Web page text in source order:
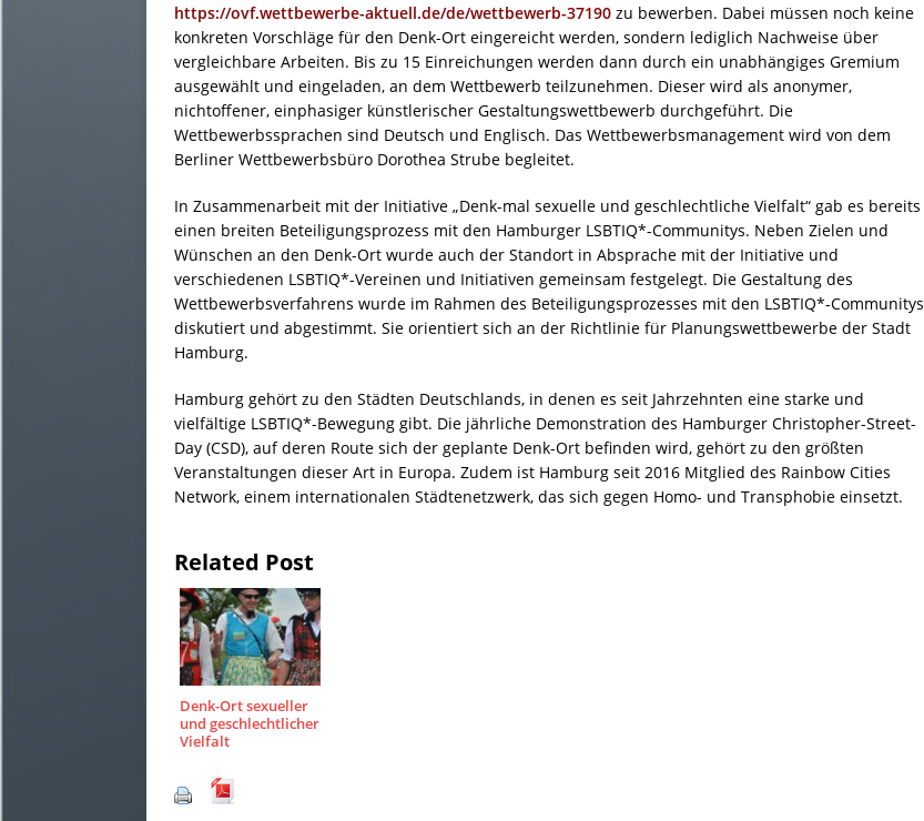
https://ovf.wettbewerbe-aktuell.de/de/wettbewerb-37190 zu bewerben. Dabei müssen noch keine
konkreten Vorschläge für den Denk-Ort eingereicht werden, sondern lediglich Nachweise über
vergleichbare Arbeiten. Bis zu 15 Einreichungen werden dann durch ein unabhängiges Gremium
ausgewählt und eingeladen, an dem Wettbewerb teilzunehmen. Dieser wird als anonymer,
nichtoffener, einphasiger künstlerischer Gestaltungswettbewerb durchgeführt. Die
Wettbewerbssprachen sind Deutsch und Englisch. Das Wettbewerbsmanagement wird von dem
Berliner Wettbewerbsbüro Dorothea Strube begleitet.
In Zusammenarbeit mit der Initiative „Denk-mal sexuelle und geschlechtliche Vielfalt“ gab es bereits
einen breiten Beteiligungsprozess mit den Hamburger LSBTIQ*-Communitys. Neben Zielen und
Wünschen an den Denk-Ort wurde auch der Standort in Absprache mit der Initiative und
verschiedenen LSBTIQ*-Vereinen und Initiativen gemeinsam festgelegt. Die Gestaltung des
Wettbewerbsverfahrens wurde im Rahmen des Beteiligungsprozesses mit den LSBTIQ*-Communitys
diskutiert und abgestimmt. Sie orientiert sich an der Richtlinie für Planungswettbewerbe der Stadt
Hamburg.
Hamburg gehört zu den Städten Deutschlands, in denen es seit Jahrzehnten eine starke und
vielfältige LSBTIQ*-Bewegung gibt. Die jährliche Demonstration des Hamburger Christopher-Street-
Day (CSD), auf deren Route sich der geplante Denk-Ort befinden wird, gehört zu den größten
Veranstaltungen dieser Art in Europa. Zudem ist Hamburg seit 2016 Mitglied des Rainbow Cities
Network, einem internationalen Städtenetzwerk, das sich gegen Homo- und Transphobie einsetzt.
Related Post
Denk-Ort sexueller
und geschlechtlicher
Vielfalt